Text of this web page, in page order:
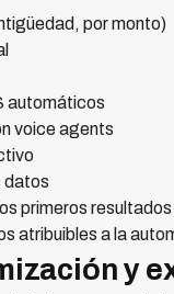
por monto)
automáticos
voice agents
datos
primeros
atribuibles a la
y